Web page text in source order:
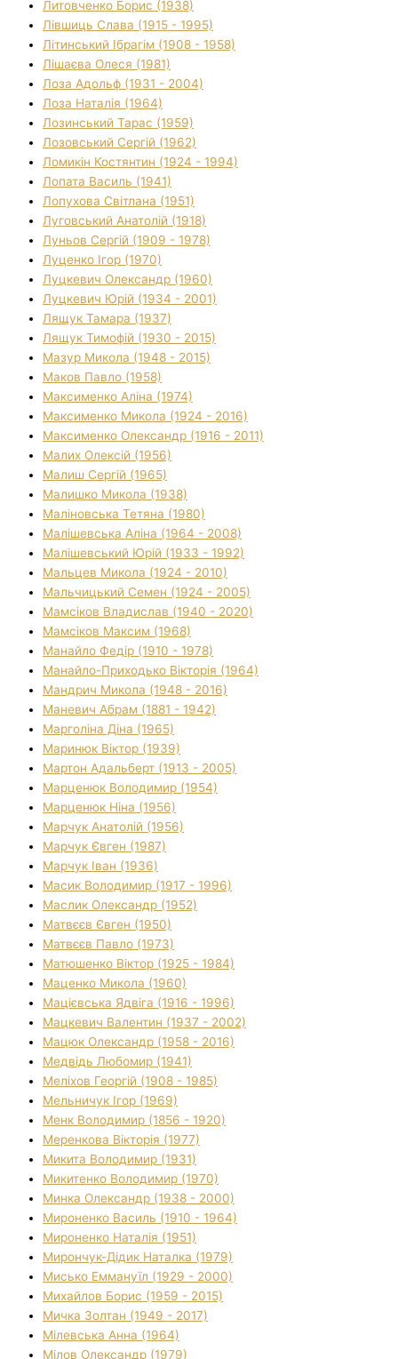
Литовченко Борис (1938)
Лівшиць Слава (1915 - 1995)
Літинський Ібрагім (1908 - 1958)
Лішаєва Олеся (1981)
Лоза Адольф (1931 - 2004)
Лоза Наталія (1964)
Лозинський Тарас (1959)
Лозовський Сергій (1962)
Ломикін Костянтин (1924 - 1994)
Лопата Василь (1941)
Лопухова Світлана (1951)
Луговський Анатолій (1918)
Луньов Сергій (1909 - 1978)
Луценко Ігор (1970)
Луцкевич Олександр (1960)
Луцкевич Юрій (1934 - 2001)
Лящук Тамара (1937)
Лящук Тимофій (1930 - 2015)
Мазур Микола (1948 - 2015)
Маков Павло (1958)
Максименко Аліна (1974)
Максименко Микола (1924 - 2016)
Максименко Олександр (1916 - 2011)
Малих Олексій (1956)
Малиш Сергій (1965)
Малишко Микола (1938)
Маліновська Тетяна (1980)
Малішевська Аліна (1964 - 2008)
Малішевський Юрій (1933 - 1992)
Мальцев Микола (1924 - 2010)
Мальчицький Семен (1924 - 2005)
Мамсіков Владислав (1940 - 2020)
Мамсіков Максим (1968)
Манайло Федір (1910 - 1978)
Манайло-Приходько Вікторія (1964)
Мандрич Микола (1948 - 2016)
Маневич Абрам (1881 - 1942)
Марголіна Діна (1965)
Маринюк Віктор (1939)
Мартон Адальберт (1913 - 2005)
Марценюк Володимир (1954)
Марценюк Ніна (1956)
Марчук Анатолій (1956)
Марчук Євген (1987)
Марчук Іван (1936)
Масик Володимир (1917 - 1996)
Маслик Олександр (1952)
Матвєєв Євген (1950)
Матвєєв Павло (1973)
Матюшенко Віктор (1925 - 1984)
Маценко Микола (1960)
Мацієвська Ядвіга (1916 - 1996)
Мацкевич Валентин (1937 - 2002)
Мацюк Олександр (1958 - 2016)
Медвідь Любомир (1941)
Меліхов Георгій (1908 - 1985)
Мельничук Ігор (1969)
Менк Володимир (1856 - 1920)
Меренкова Вікторія (1977)
Микита Володимир (1931)
Микитенко Володимир (1970)
Минка Олександр (1938 - 2000)
Мироненко Василь (1910 - 1964)
Мироненко Наталія (1951)
Мирончук-Дідик Наталка (1979)
Мисько Еммануїл (1929 - 2000)
Михайлов Борис (1959 - 2015)
Мичка Золтан (1949 - 2017)
Мілевська Анна (1964)
Мілов Олександр (1979)